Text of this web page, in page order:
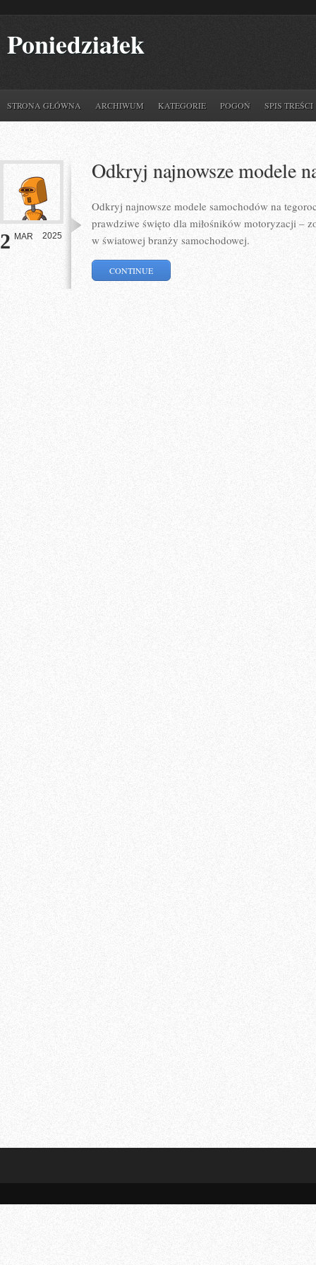
Poniedziałek
STRONA GŁÓWNA ARCHIWUM KATEGORIE POGOŃ SPIS TREŚCI
2 MAR 2025
Odkryj najnowsze modele
Odkryj najnowsze modele samochodów na
prawdziwe święto dla miłośników motoryzacji –
w światowej branży samochodowej.
CONTINUE